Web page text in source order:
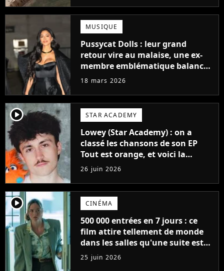
MUSIQUE
Pussycat Dolls : leur grand
retour vire au malaise, une ex-
membre emblématique balance
tout
18 mars 2026
player2 STAR ACADEMY
Lowey (Star Academy) : on a
classé les chansons de son EP
Tout est orange, et voici la
meilleure !
26 juin 2026
player2 CINÉMA
500 000 entrées en 7 jours : ce
film attire tellement de monde
dans les salles qu'une suite est
déjà programmée, "on en a
clairement pas fini"
25 juin 2026